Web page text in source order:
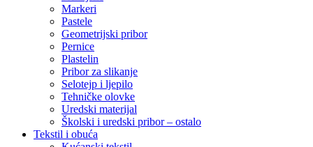
Markeri
Pastele
Geometrijski pribor
Pernice
Plastelin
Pribor za slikanje
Selotejp i ljepilo
Tehničke olovke
Uredski materijal
Školski i uredski pribor – ostalo
Tekstil i obuća